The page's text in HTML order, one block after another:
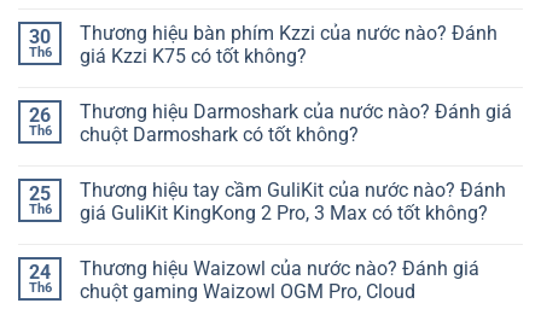
bình
luận
ở
bàn
phím
Chilkey
nào?
Đánh
giá
có
tốt
không?
30
Th6
Thương hiệu bàn phím Kzzi của nước nào? Đánh
giá Kzzi K75 có tốt không?
bình
luận
ở
bàn
phím
Kzzi
nào?
Đánh
giá
26
Th6
Thương hiệu Darmoshark của nước nào? Đánh giá
chuột Darmoshark có tốt không?
bình
luận
ở
Darmoshark
của
nước
25
Th6
Thương hiệu tay cầm GuliKit của nước nào? Đánh
giá GuliKit KingKong 2 Pro, 3 Max có tốt không?
bình
luận
ở
24
Th6
Thương hiệu Waizowl của nước nào? Đánh giá
chuột gaming Waizowl OGM Pro, Cloud